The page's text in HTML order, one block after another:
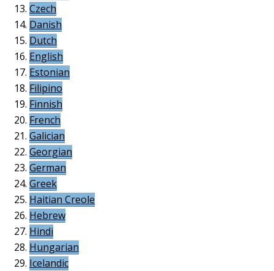
Czech
Danish
Dutch
English
Estonian
Filipino
Finnish
French
Galician
Georgian
German
Greek
Haitian Creole
Hebrew
Hindi
Hungarian
Icelandic